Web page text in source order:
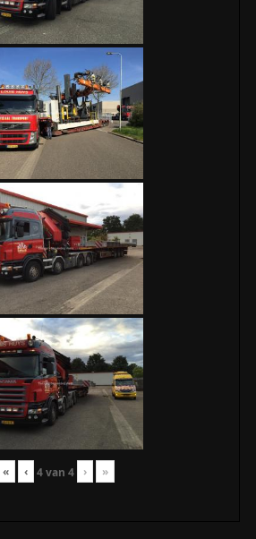
« ‹ 4van 4 › »